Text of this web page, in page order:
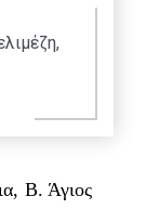
και
Β. Άγιος